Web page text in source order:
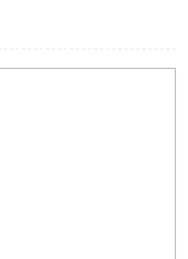
留在 ...